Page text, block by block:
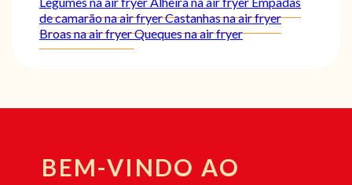
de camarão na air fryerCastanhas na air fryer
Broas na air fryerQueques na air fryer
BEM-VINDO AO